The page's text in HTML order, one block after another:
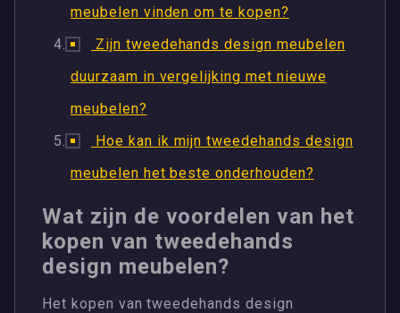
meubelen vinden om te kopen?
Zijn tweedehands design meubelen
duurzaam in vergelijking met nieuwe
meubelen?
Hoe kan ik mijn tweedehands design
meubelen het beste onderhouden?
Wat zijn de voordelen van het
kopen van tweedehands
design meubelen?
Het kopen van tweedehands design